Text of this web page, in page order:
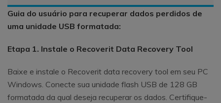
Guia do usuário para recuperar dados perdidos de
uma unidade USB formatada:
Etapa 1. Instale o Recoverit Data Recovery Tool
Baixe e instale o Recoverit data recovery tool em seu PC
Windows. Conecte sua unidade flash USB de 128 GB
formatada da qual deseja recuperar os dados. Certifique-